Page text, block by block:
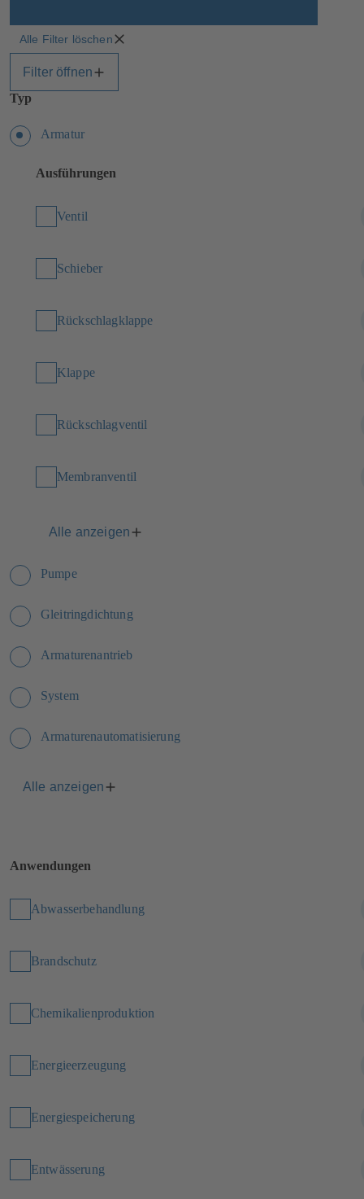
Alle Filter löschen
Filter öffnen
Typ
Armatur
Ausführungen
Ventil
Schieber
Rückschlagklappe
Klappe
Rückschlagventil
Membranventil
Alle anzeigen
Pumpe
Gleitringdichtung
Armaturenantrieb
System
Armaturenautomatisierung
Alle anzeigen
Anwendungen
Abwasserbehandlung
Brandschutz
Chemikalienproduktion
Energieerzeugung
Energiespeicherung
Entwässerung